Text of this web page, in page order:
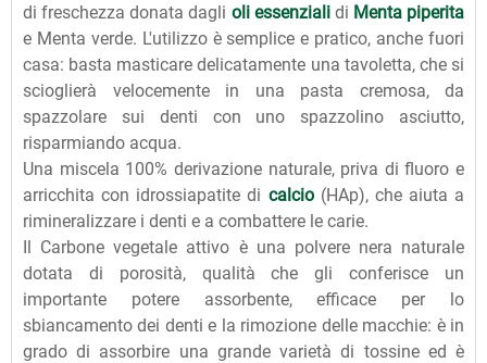
di freschezza donata dagli oli essenzialidi Menta piperita
e Menta verde. L'utilizzo è semplice e pratico, anche fuori
casa: basta masticare delicatamente una tavoletta, che si
scioglierà velocemente in una pasta cremosa, da
spazzolare sui denti con uno spazzolino asciutto,
risparmiando acqua.
Una miscela 100% derivazione naturale, priva di fluoro e
arricchita con idrossiapatite di calcio(HAp), che aiuta a
rimineralizzare i denti e a combattere le carie.
Il Carbone vegetale attivo è una polvere nera naturale
dotata di porosità, qualità che gli conferisce un
importante potere assorbente, efficace per lo
sbiancamento dei denti e la rimozione delle macchie: è in
grado di assorbire una grande varietà di tossine ed è